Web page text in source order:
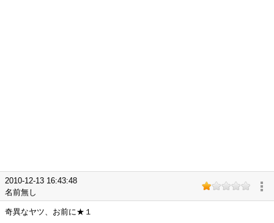
2010-12-13 16:43:48
名前無し
奇異なヤツ、お前に★１